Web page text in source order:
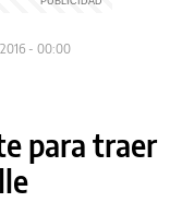
2016 - 00:00
para traer